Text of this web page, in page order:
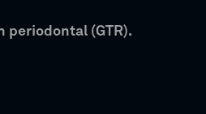
periodontal (GTR).